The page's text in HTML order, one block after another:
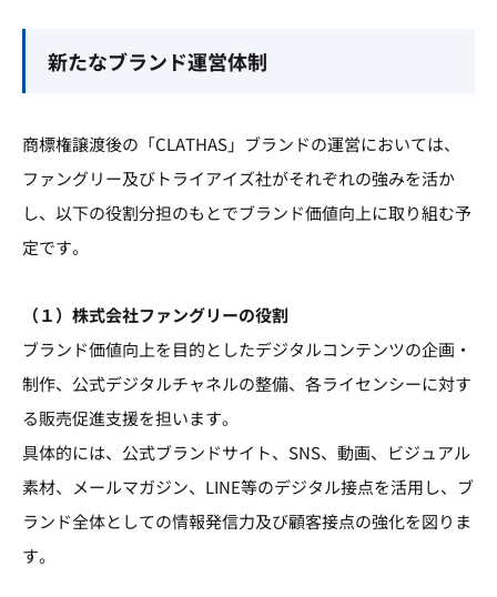
新たなブランド運営体制
商標権譲渡後の「CLATHAS」ブランドの運営においては、
ファングリー及びトライアイズ社がそれぞれの強みを活か
し、以下の役割分担のもとでブランド価値向上に取り組む予
定です。
（１）株式会社ファングリーの役割
ブランド価値向上を目的としたデジタルコンテンツの企画・
制作、公式デジタルチャネルの整備、各ライセンシーに対す
る販売促進支援を担います。
具体的には、公式ブランドサイト、SNS、動画、ビジュアル
素材、メールマガジン、LINE等のデジタル接点を活用し、ブ
ランド全体としての情報発信力及び顧客接点の強化を図りま
す。